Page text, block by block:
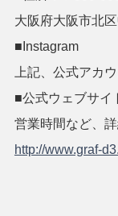
大阪府大阪市北
■Instagram
上記、公式アカ
■公式ウェブサイ
営業時間など、
http://www.graf-